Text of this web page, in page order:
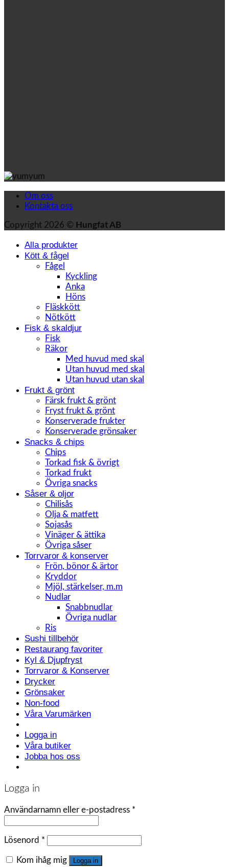
Om oss
Kontakta oss
Copyright 2026 © Hungfat AB
Alla produkter
Kött & fågel
Fågel
Kyckling
Anka
Höns
Fläskkött
Nötkött
Fisk & skaldjur
Fisk
Räkor
Med huvud med skal
Utan huvud med skal
Utan huvud utan skal
Frukt & grönt
Färsk frukt & grönt
Fryst frukt & grönt
Konserverade frukter
Konserverade grönsaker
Snacks & chips
Chips
Torkad fisk & övrigt
Torkad frukt
Övriga snacks
Såser & oljor
Chilisås
Olja & matfett
Sojasås
Vinäger & ättika
Övriga såser
Torrvaror & konserver
Frön, bönor & ärtor
Kryddor
Mjöl, stärkelser, m.m
Nudlar
Snabbnudlar
Övriga nudlar
Ris
Sushi tillbehör
Restaurang favoriter
Kyl & Djupfryst
Torrvaror & Konserver
Drycker
Grönsaker
Non-food
Våra Varumärken
Logga in
Våra butiker
Jobba hos oss
Logga in
Användarnamn eller e-postadress *
Lösenord *
Kom ihåg mig Logga in